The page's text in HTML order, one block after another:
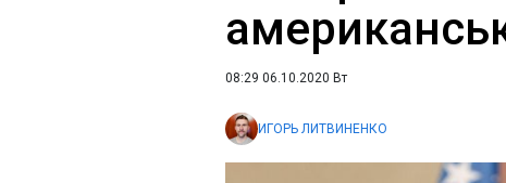
08:29 06.10.2020 Вт
ИГОРЬ ЛИТВИНЕНКО